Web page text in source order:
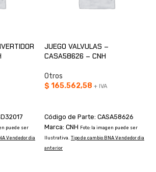
puede ser
Vendedor dia
JUEGO VALVULAS –
CASA58626 – CNH
Otros
$ 165.562,58 + IVA
Código de Parte: CASA58626
Marca: CNH Foto: la imagen puede ser
Ilustrativa. Tipo de cambio BNA Vendedor dia
anterior